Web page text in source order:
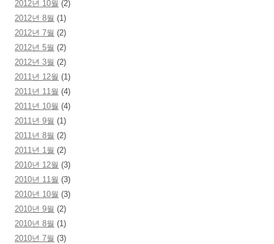
2012년 10월 (2)
2012년 8월 (1)
2012년 7월 (2)
2012년 5월 (2)
2012년 3월 (2)
2011년 12월 (1)
2011년 11월 (4)
2011년 10월 (4)
2011년 9월 (1)
2011년 8월 (2)
2011년 1월 (2)
2010년 12월 (3)
2010년 11월 (3)
2010년 10월 (3)
2010년 9월 (2)
2010년 8월 (1)
2010년 7월 (3)